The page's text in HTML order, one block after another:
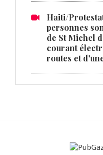
Haiti/
personnes
de St Michel
courant
routes et